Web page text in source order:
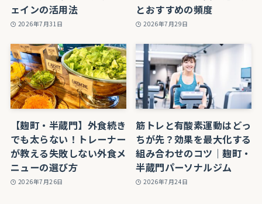
ェインの活用法
2026年7月31日
とおすすめの頻度
2026年7月29日
【麹町・半蔵門】外食続き
でも太らない！トレーナー
が教える失敗しない外食メ
ニューの選び方
2026年7月26日
筋トレと有酸素運動はどっ
ちが先？効果を最大化する
組み合わせのコツ｜麹町・
半蔵門パーソナルジム
2026年7月24日